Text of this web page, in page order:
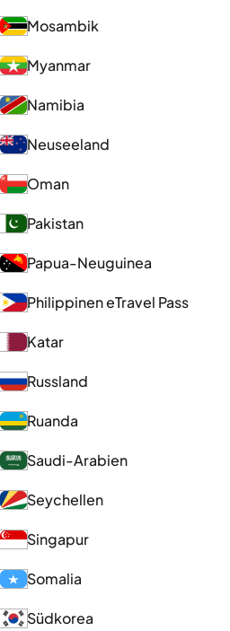
Mosambik
Myanmar
Namibia
Neuseeland
Oman
Pakistan
Papua-Neuguinea
Philippinen eTravel Pass
Katar
Russland
Ruanda
Saudi-Arabien
Seychellen
Singapur
Somalia
Südkorea